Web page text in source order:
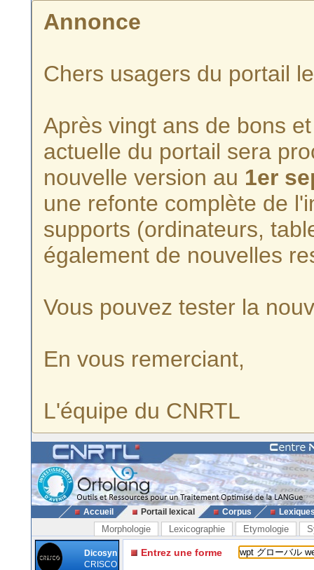
Annonce
Chers usagers du portail
Après vingt ans de bons
actuelle du portail sera
nouvelle version au 1er
une refonte complète de
supports (ordinateurs,
également de nouvelles
Vous pouvez tester la
En vous remerciant,
L'équipe du CNRTL
Accueil Portail lexical Corpus
Morphologie Lexicographie Etymologie
Dicosyn
CRISCO
Entrez une forme